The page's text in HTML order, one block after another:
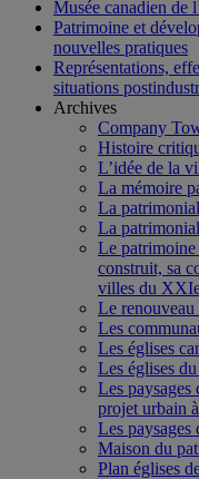
Musée canadien de
Patrimoine et
nouvelles pratiques
Représentations,
situations
Archives
Company
Histoire
L’idée de la
La mémoire
La
La
Le patrimoine
construit, sa
villes du
Le renouveau
Les
Les églises
Les églises
Les paysages
projet urbain
Les paysages
Maison du
Plan églises